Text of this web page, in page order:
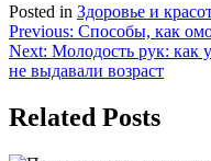
Posted in Здоровье и
Навигация
по
Previous: Способы, как
Next: Молодость рук: как
не выдавали возраст
Related Posts